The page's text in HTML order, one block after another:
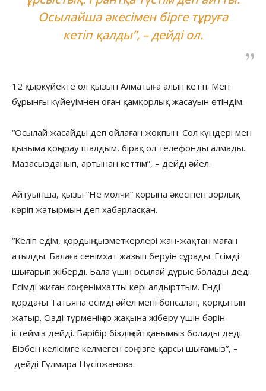
Осылайша әкесімен бірге тұруға
кетіп қалды”, – дейді ол.
12 қыркүйекте ол қызын Алматыға алып кетті. Мен
бұрынғы күйеуімнен оған қамқорлық жасауын өтіндім.
“Осылай жасайды деп ойлаған жоқпын. Сол күндері мен
қызыма қоңырау шалдым, бірақ ол телефонды алмады.
Мазасызданып, артынан кеттім”, – дейді әйел.
Айтуынша, қызы “Не молчи” қорына әкесінен зорлық
көріп жатырмын деп хабарласқан.
“Келіп едім, қордың қызметкерлері жан-жақтан маған
атылды. Балаға сенімхат жазып беруін сұрады. Есімді
шығарып жіберді. Бала үшін осылай дұрыс болады деді.
Есімді жиған соң сенімхатты кері алдырттым. Енді
қордағы Татьяна есімді әйел мені бопсалап, қорқытып
жатыр. Сізді түрменің ар жақына жіберу үшін бәрін
істейміз дейді. Бәрібір біздің айтқанымыз болады деді.
Бізбен келісімге келмеген соң сізге қарсы шығамыз”, –
дейді Гүлмира Нүсіпжанова.